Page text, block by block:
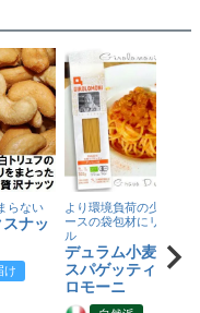
らない
ナッ
け
より環境負荷の少ない紙
ースの袋包材にリニュー
ル
デュラム小麦 有
スパゲッティ／ジ
ロモーニ